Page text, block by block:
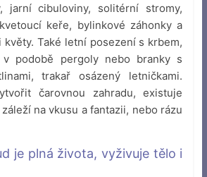
jarní cibuloviny, solitérní stromy,
keře, bylinkové záhonky a
Také letní posezení s krbem,
podobě pergoly nebo branky s
trakař osázený letničkami.
čarovnou zahradu, existuje
na vkusu a fantazii, nebo rázu
je plná života, vyživuje tělo i